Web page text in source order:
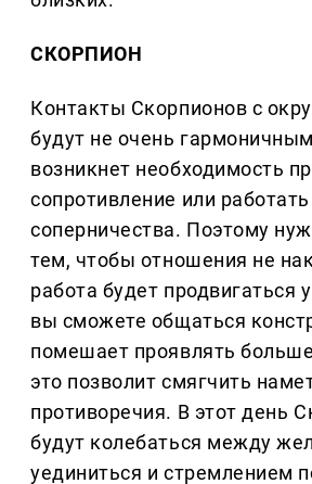
СКОРПИОН
Контакты Скорпионов с
будут не очень
возникнет необходимость
сопротивление или
соперничества. Поэтому
тем, чтобы отношения не
работа будет продвигаться
вы сможете общаться
помешает проявлять
это позволит смягчить
противоречия. В этот день
будут колебаться между
уединиться и стремлением